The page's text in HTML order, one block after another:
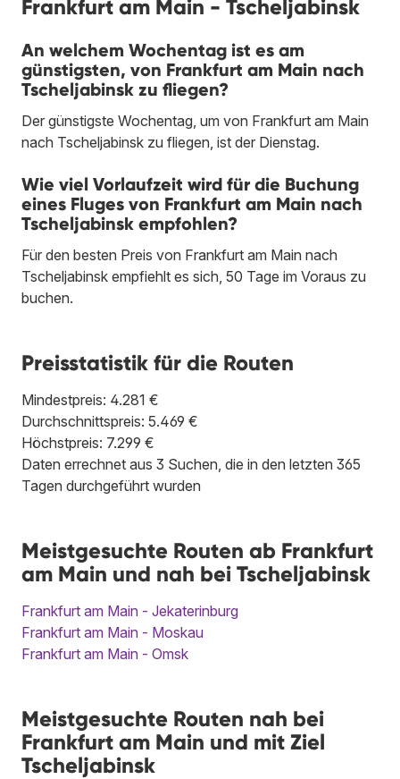
Frankfurt am Main - Tscheljabinsk
An welchem Wochentag ist es am
günstigsten, von Frankfurt am Main nach
Tscheljabinsk zu fliegen?
Der günstigste Wochentag, um von Frankfurt am Main
nach Tscheljabinsk zu fliegen, ist der Dienstag.
Wie viel Vorlaufzeit wird für die Buchung
eines Fluges von Frankfurt am Main nach
Tscheljabinsk empfohlen?
Für den besten Preis von Frankfurt am Main nach
Tscheljabinsk empfiehlt es sich, 50 Tage im Voraus zu
buchen.
Preisstatistik für die Routen
Mindestpreis: 4.281 €
Durchschnittspreis: 5.469 €
Höchstpreis: 7.299 €
Daten errechnet aus 3 Suchen, die in den letzten 365
Tagen durchgeführt wurden
Meistgesuchte Routen ab Frankfurt
am Main und nah bei Tscheljabinsk
Frankfurt am Main - Jekaterinburg
Frankfurt am Main - Moskau
Frankfurt am Main - Omsk
Meistgesuchte Routen nah bei
Frankfurt am Main und mit Ziel
Tscheljabinsk